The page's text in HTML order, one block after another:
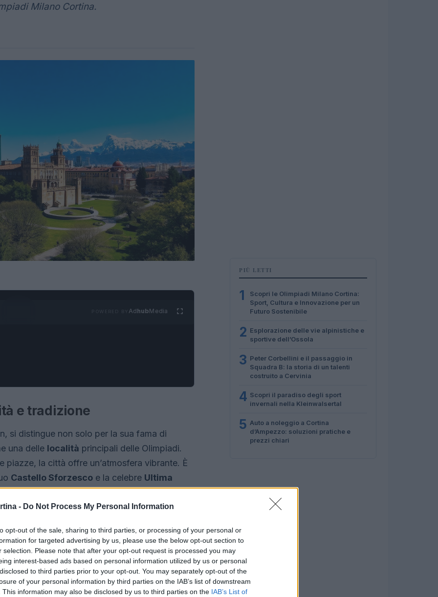
- Do Not Process My Personal Information
opt-out of the sale, sharing to third parties, or processing of your personal or
for targeted advertising by us, please use the below opt-out section to
selection. Please note that after your opt-out request is processed you may
interest-based ads based on personal information utilized by us or personal
to third parties prior to your opt-out. You may separately opt-out of the
of your personal information by third parties on the IAB’s list of downstream
This information may also be disclosed by us to third parties on the IAB’s List of
Milano Cortina.
AdhubMedia
e tradizione
si distingue non solo per la sua fama di
una delle località principali delle Olimpiadi.
piazze, la città offre un’atmosfera vibrante. È
Castello Sforzesco e la celebre Ultima
PIÙ LETTI
1
Scopri le Olimpiadi Milano Cortina:
Sport, Cultura e Innovazione per un
Futuro Sostenibile
2 Esplorazione delle vie alpinistiche e
sportive dell’Ossola
3 Peter Corbellini e il passaggio in
Squadra B: la storia di un talenti
costruito a Cervinia
4 Scopri il paradiso degli sport
invernali nella Kleinwalsertal
5 Auto a noleggio a Cortina
d’Ampezzo: soluzioni pratiche e
prezzi chiari